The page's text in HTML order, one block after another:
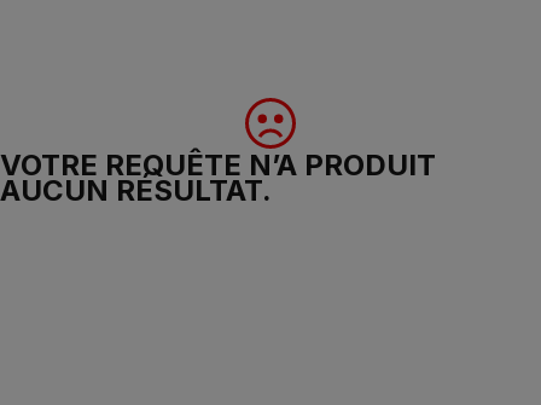
VOTRE REQUÊTE N’A PRODUIT
AUCUN RÉSULTAT.